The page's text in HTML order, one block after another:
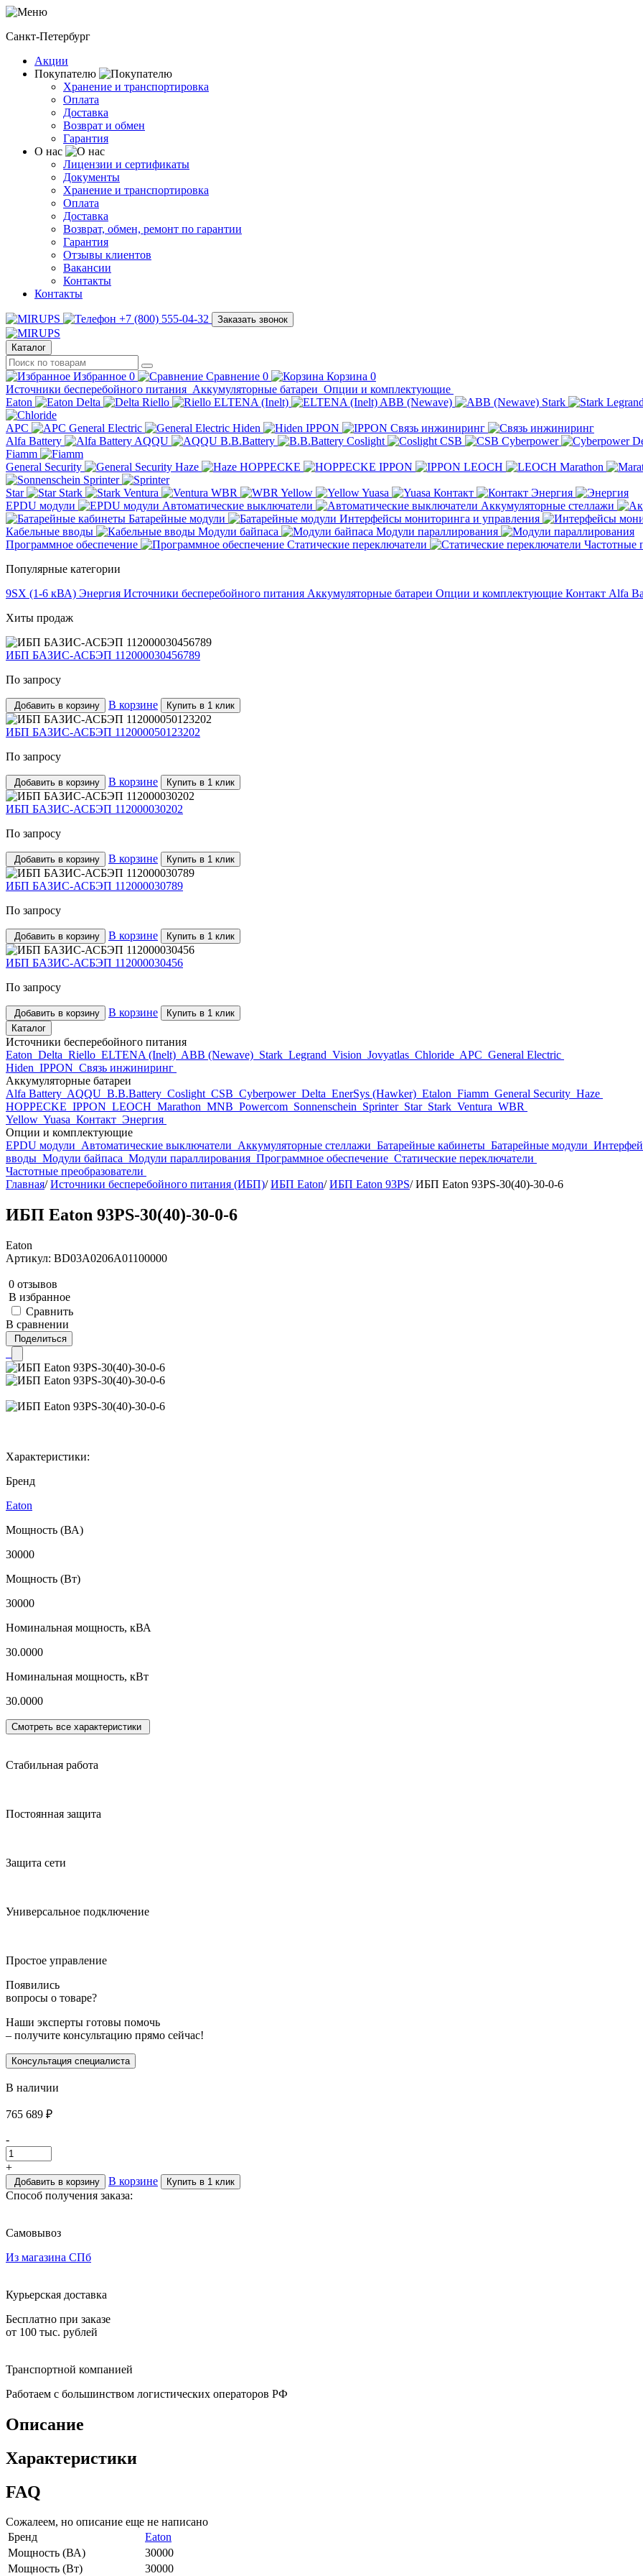
Санкт-Петербург
Акции
Покупателю
Хранение и транспортировка
Оплата
Доставка
Возврат и обмен
Гарантия
О нас
Лицензии и сертификаты
Документы
Хранение и транспортировка
Оплата
Доставка
Возврат, обмен, ремонт по гарантии
Гарантия
Отзывы клиентов
Вакансии
Контакты
Контакты
+7 (800) 555-04-32 Заказать звонок
Каталог
Избранное 0 Сравнение 0 Корзина 0
Источники бесперебойного питания Аккумуляторные батареи Опции и комплектующие
Eaton
Delta Riello ELTENA (Inelt) ABB (Newave) Stark Legrand
APC General Electric Hiden IPPON
Связь инжиниринг
Alfa Battery
AQQU B.B.Battery Coslight CSB Cyberpower
Fiamm
General Security
Haze HOPPECKE IPPON LEOCH Marathon
Sprinter
Star
Stark Ventura WBR Yellow Yuasa Контакт
Энергия
EPDU модули
Автоматические выключатели Аккумуляторные стеллажи
Батарейные модули
Интерфейсы мониторинга и управления
Кабельные вводы
Модули байпаса
Модули параллирования
Программное обеспечение
Статические переключатели
Частотные
Популярные категории
9SX (1-6 кВА) Энергия Источники бесперебойного питания Аккумуляторные батареи Опции и комплектующие Контакт Alfa
Хиты продаж
ИБП БАЗИС-АСБЭП 112000030456789
По запросу
Добавить в корзину В корзине Купить в 1 клик
ИБП БАЗИС-АСБЭП 112000050123202
По запросу
Добавить в корзину В корзине Купить в 1 клик
ИБП БАЗИС-АСБЭП 112000030202
По запросу
Добавить в корзину В корзине Купить в 1 клик
ИБП БАЗИС-АСБЭП 112000030789
По запросу
Добавить в корзину В корзине Купить в 1 клик
ИБП БАЗИС-АСБЭП 112000030456
По запросу
Добавить в корзину В корзине
Купить в 1 клик
Каталог
Источники бесперебойного питания
Eaton Delta Riello ELTENA (Inelt) ABB (Newave) Stark Legrand Vision Jovyatlas Chloride APC General Electric
Hiden IPPON Связь инжиниринг
Аккумуляторные батареи
Alfa Battery AQQU B.B.Battery Coslight CSB Cyberpower Delta EnerSys (Hawker) Etalon Fiamm General Security Haze
HOPPECKE IPPON LEOCH Marathon MNB Powercom Sonnenschein Sprinter Star Stark Ventura WBR
Yellow Yuasa Контакт Энергия
Опции и комплектующие
EPDU модули Автоматические выключатели Аккумуляторные стеллажи Батарейные кабинеты Батарейные модули
вводы Модули байпаса Модули параллирования Программное обеспечение Статические переключатели
Частотные преобразователи
Главная/ Источники бесперебойного питания (ИБП)/ ИБП Eaton/ ИБП Eaton 93PS/ ИБП Eaton 93PS-30(40)-30-0-6
ИБП Eaton 93PS-30(40)-30-0-6
Eaton
Артикул: BD03A0206A01100000
0 отзывов
В избранное
Сравнить
В сравнении
Поделиться
Характеристики:
Бренд
Eaton
Мощность (ВА)
30000
Мощность (Вт)
30000
Номинальная мощность, кВА
30.0000
Номинальная мощность, кВт
30.0000
Смотреть все характеристики
Стабильная работа
Постоянная защита
Защита сети
Универсальное подключение
Простое управление
Появились
вопросы о товаре?
Наши эксперты готовы помочь
– получите консультацию прямо сейчас!
Консультация специалиста
В наличии
765 689 ₽
-
+
Добавить в корзину В корзине Купить в 1 клик
Способ получения заказа:
Самовывоз
Из магазина СПб
Курьерская доставка
Бесплатно при заказе
от 100 тыс. рублей
Транспортной компанией
Работаем с большинством логистических операторов РФ
Описание
Характеристики
FAQ
Сожалеем, но описание еще не написано
Бренд
Eaton
Мощность (ВА)
30000
Мощность (Вт)
30000